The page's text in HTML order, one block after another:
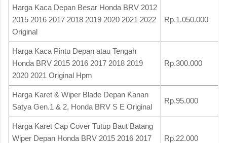
Harga Kaca Depan Besar Honda BRV 2012
2015 2016 2017 2018 2019 2020 2021 2022
Original
Rp.1.050.000
Harga Kaca Pintu Depan atau Tengah
Honda BRV 2015 2016 2017 2018 2019
2020 2021 Original Hpm
Rp.300.000
Harga Karet & Wiper Blade Depan Kanan
Satya Gen.1 & 2, Honda BRV S E Original
Rp.95.000
Harga Karet Cap Cover Tutup Baut Batang
Wiper Depan Honda BRV 2015 2016 2017
Rp.22.000